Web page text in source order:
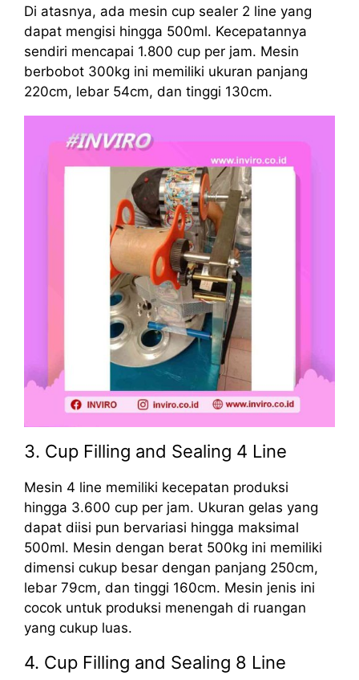
Di atasnya, ada mesin cup sealer 2 line yang
dapat mengisi hingga 500ml. Kecepatannya
sendiri mencapai 1.800 cup per jam. Mesin
berbobot 300kg ini memiliki ukuran panjang
220cm, lebar 54cm, dan tinggi 130cm.
3. Cup Filling and Sealing 4 Line
Mesin 4 line memiliki kecepatan produksi
hingga 3.600 cup per jam. Ukuran gelas yang
dapat diisi pun bervariasi hingga maksimal
500ml. Mesin dengan berat 500kg ini memiliki
dimensi cukup besar dengan panjang 250cm,
lebar 79cm, dan tinggi 160cm. Mesin jenis ini
cocok untuk produksi menengah di ruangan
yang cukup luas.
4. Cup Filling and Sealing 8 Line